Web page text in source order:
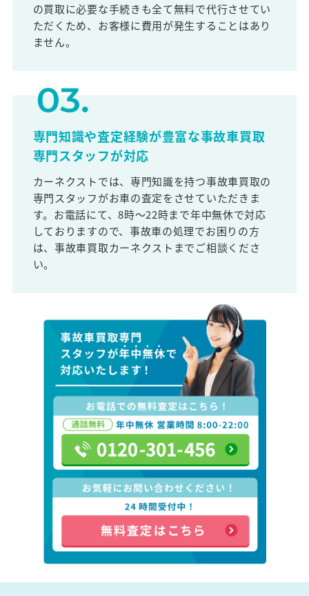
の買取に必要な手続きも全て無料で代行させてい
ただくため、お客様に費用が発生することはあり
ません。
専門知識や査定経験が豊富な事故車買取
専門スタッフが対応
カーネクストでは、専門知識を持つ事故車買取の
専門スタッフがお車の査定をさせていただきま
す。お電話にて、8時～22時まで年中無休で対応
しておりますので、事故車の処理でお困りの方
は、事故車買取カーネクストまでご相談くださ
い。